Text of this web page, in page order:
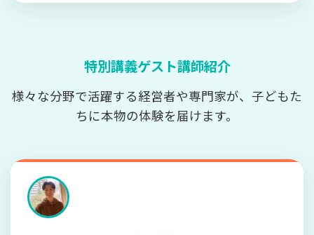
特別講義ゲスト講師紹介
様々な分野で活躍する経営者や専門家が、子どもた
ちに本物の体験を届けます。